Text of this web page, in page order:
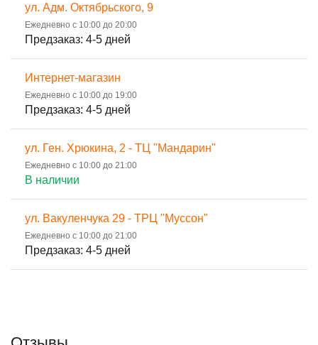
ул. Адм. Октябрьского, 9
Ежедневно с 10:00 до 20:00
Предзаказ: 4-5 дней
Интернет-магазин
Ежедневно с 10:00 до 19:00
Предзаказ: 4-5 дней
ул. Ген. Хрюкина, 2 - ТЦ "Мандарин"
Ежедневно с 10:00 до 21:00
В наличии
ул. Вакуленчука 29 - ТРЦ "Муссон"
Ежедневно с 10:00 до 21:00
Предзаказ: 4-5 дней